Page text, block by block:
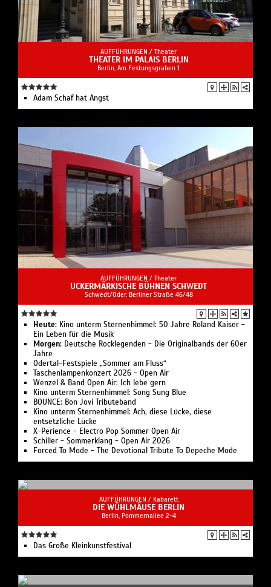
AUFFÜHRUNGEN / Theater
THEATER IM PALAIS BERLIN
Berlin, Am Festungsgraben 1
Adam Schaf hat Angst
AUFFÜHRUNGEN / Theater
UCKERMÄRKISCHE BÜHNEN SCHWEDT
Schwedt/Oder, Berliner Straße 46/48
Heute: Kino unterm Sternenhimmel: 50 Jahre Roland Kaiser -
Ein Leben für die Musik
Morgen: Deutsche Rocklegenden - Die Originalbands der 60er
Jahre
Odertal-Festspiele „Sommer am Fluss“
Taschenlampenkonzert 2026 - Open Air
Wenzel & Band Open Air: Ich lebe gern
Kino unterm Sternenhimmel: Song Sung Blue
BOUNCE: Bon Jovi Tributeband
Kino unterm Sternenhimmel: Ach, diese Lücke, diese
entsetzliche Lücke
X-Perience - Electro Pop Sommer Open Air
Schiller - Sommerklang - Open Air 2026
Forced To Mode - The Devotional Tribute To Depeche Mode
AUFFÜHRUNGEN / Kabarett
DIE WÜHLMÄUSE BERLIN
Berlin, Pommernallee 2-4
Das Große Kleinkunstfestival